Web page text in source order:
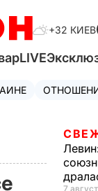
+32 КИЕВ
LIVE
7